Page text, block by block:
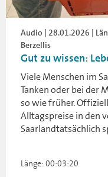
Audio | 28.01.2026 |
Berzellis
Gut zu wissen:
Viele Menschen im
Tanken oder bei der
so wie früher.
Alltagspreise in den
Saarlandtatsächlich
Länge: 00:03:20